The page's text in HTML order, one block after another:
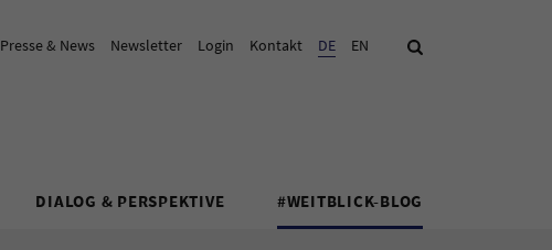
Presse & News Newsletter Login Kontakt Aktuelle Sprache:
DE EN Suche
DIALOG & PERSPEKTIVE #WEITBLICK-BLOG